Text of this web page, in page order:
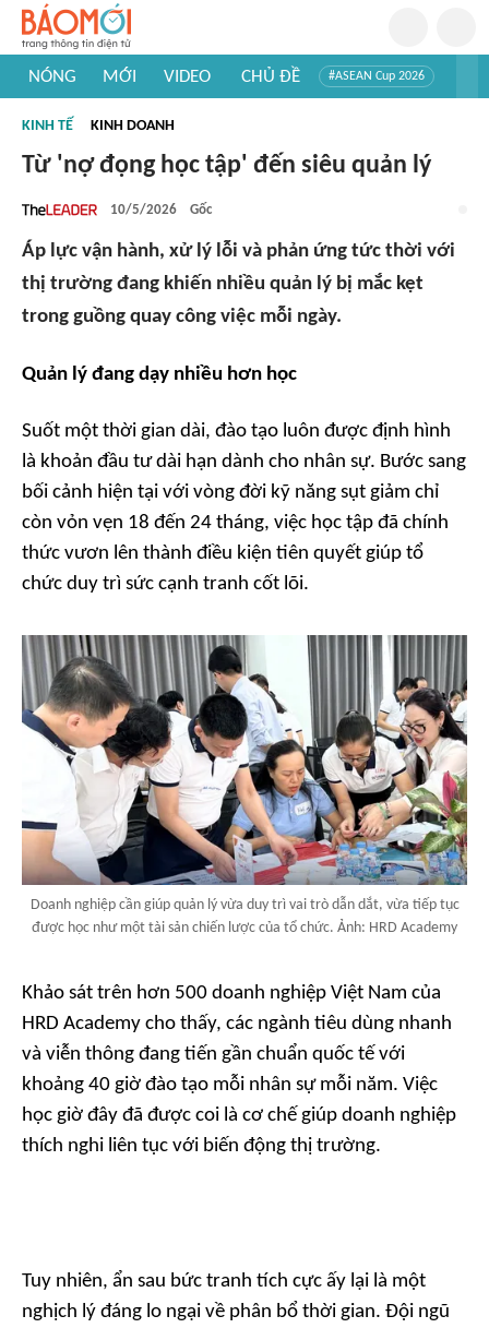
NÓNG MỚI VIDEO CHỦ ĐỀ #ASEAN Cup 2026
#Khám phá thế giới
KINH TẾ KINH DOANH
Từ 'nợ đọng học tập' đến siêu quản lý
10/5/2026 Gốc
Áp lực vận hành, xử lý lỗi và phản ứng tức thời với
thị trường đang khiến nhiều quản lý bị mắc kẹt
trong guồng quay công việc mỗi ngày.
Quản lý đang dạy nhiều hơn học
Suốt một thời gian dài, đào tạo luôn được định hình
là khoản đầu tư dài hạn dành cho nhân sự. Bước sang
bối cảnh hiện tại với vòng đời kỹ năng sụt giảm chỉ
còn vỏn vẹn 18 đến 24 tháng, việc học tập đã chính
thức vươn lên thành điều kiện tiên quyết giúp tổ
chức duy trì sức cạnh tranh cốt lõi.
Doanh nghiệp cần giúp quản lý vừa duy trì vai trò dẫn dắt, vừa tiếp tục
được học như một tài sản chiến lược của tổ chức. Ảnh: HRD Academy
Khảo sát trên hơn 500 doanh nghiệp Việt Nam của
HRD Academy cho thấy, các ngành tiêu dùng nhanh
và viễn thông đang tiến gần chuẩn quốc tế với
khoảng 40 giờ đào tạo mỗi nhân sự mỗi năm. Việc
học giờ đây đã được coi là cơ chế giúp doanh nghiệp
thích nghi liên tục với biến động thị trường.
Tuy nhiên, ẩn sau bức tranh tích cực ấy lại là một
nghịch lý đáng lo ngại về phân bổ thời gian. Đội ngũ